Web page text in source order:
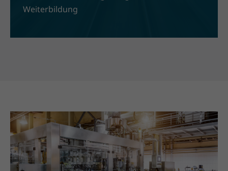
Weiterbildung